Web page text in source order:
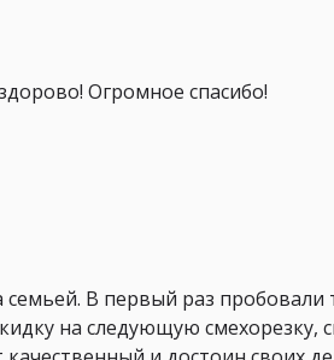
Огромное спасибо!
семьей. В первый раз
на следующую смехорезку,